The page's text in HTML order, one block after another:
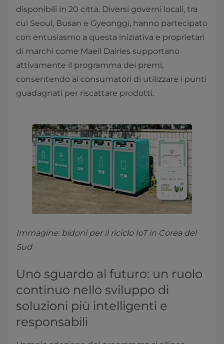
disponibili in 20 città. Diversi governi locali, tra
cui Seoul, Busan e Gyeonggi, hanno partecipato
con entusiasmo a questa iniziativa e proprietari
di marchi come Maeil Dairies supportano
attivamente il programma dei premi,
consentendo ai consumatori di utilizzare i punti
guadagnati per riscattare prodotti.
Immagine: bidoni per il riciclo IoT in Corea del
Sud
Uno sguardo al futuro: un ruolo
continuo nello sviluppo di
soluzioni più intelligenti e
responsabili